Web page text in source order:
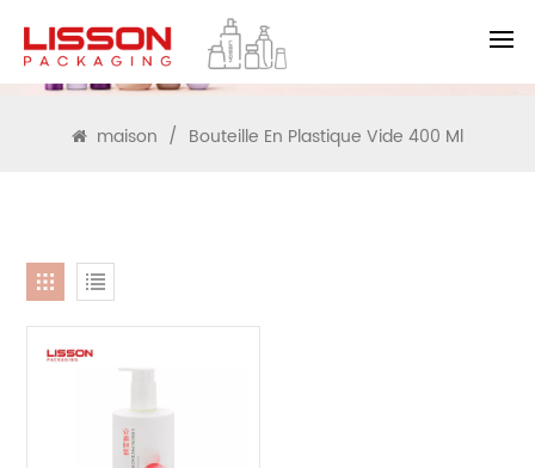
RECHERCHE
maison / Bouteille En Plastique Vide 400 Ml